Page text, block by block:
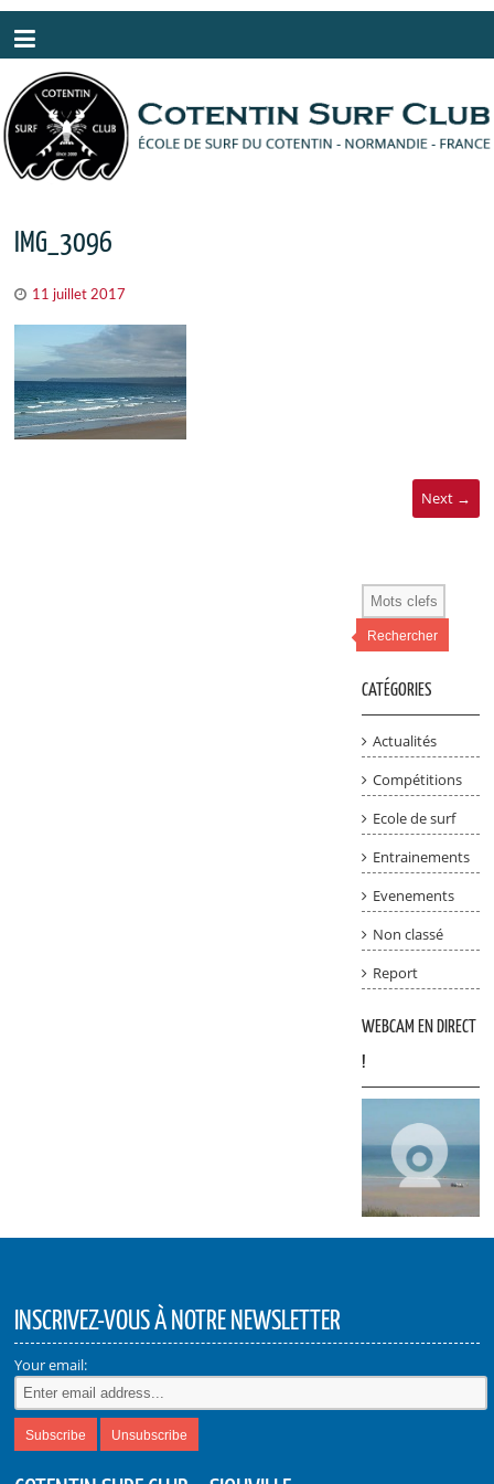
IMG_3096
11 juillet 2017
Next →
Rechercher
CATÉGORIES
Actualités
Compétitions
Ecole de surf
Entrainements
Evenements
Non classé
Report
WEBCAM EN DIRECT
!
INSCRIVEZ-VOUS À NOTRE NEWSLETTER
Your email:
Panneau de gestion des cookies